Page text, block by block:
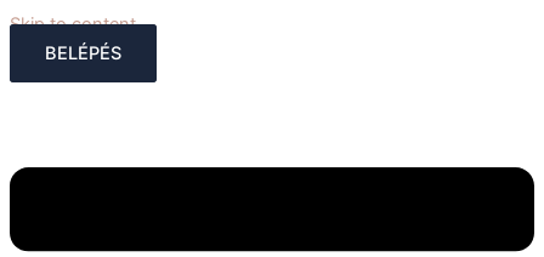
Skip to content
BELÉPÉS